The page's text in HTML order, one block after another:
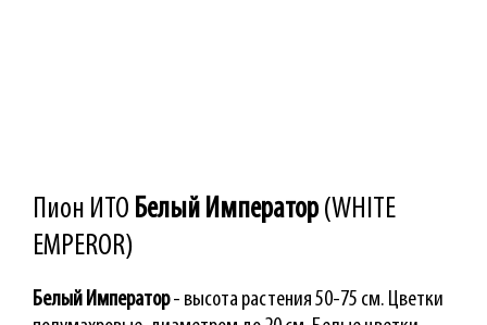
Пион ИТО Белый Император(WHITE
EMPEROR)
Белый Император- высота растения 50-75 см. Цветки